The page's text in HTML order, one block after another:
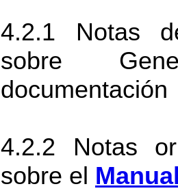
4.2.1 Notas
sobre
documentación
4.2.2 Notas
sobre el